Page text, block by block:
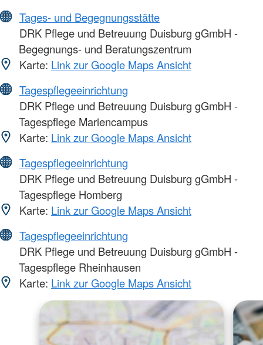
Tages- und Begegnungsstätte
DRK Pflege und Betreuung Duisburg gGmbH -
Begegnungs- und Beratungszentrum
Karte: Link zur Google Maps Ansicht
Tagespflegeeinrichtung
DRK Pflege und Betreuung Duisburg gGmbH -
Tagespflege Mariencampus
Karte: Link zur Google Maps Ansicht
Tagespflegeeinrichtung
DRK Pflege und Betreuung Duisburg gGmbH -
Tagespflege Homberg
Karte: Link zur Google Maps Ansicht
Tagespflegeeinrichtung
DRK Pflege und Betreuung Duisburg gGmbH -
Tagespflege Rheinhausen
Karte: Link zur Google Maps Ansicht